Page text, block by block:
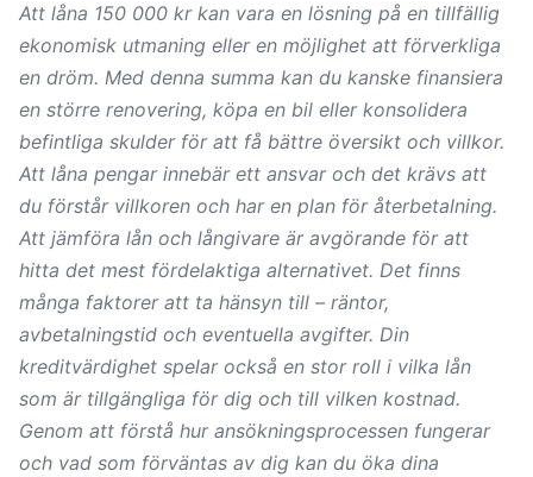
Att låna 150 000 kr kan vara en lösning på en tillfällig
ekonomisk utmaning eller en möjlighet att förverkliga
en dröm. Med denna summa kan du kanske finansiera
en större renovering, köpa en bil eller konsolidera
befintliga skulder för att få bättre översikt och villkor.
Att låna pengar innebär ett ansvar och det krävs att
du förstår villkoren och har en plan för återbetalning.
Att jämföra lån och långivare är avgörande för att
hitta det mest fördelaktiga alternativet. Det finns
många faktorer att ta hänsyn till – räntor,
avbetalningstid och eventuella avgifter. Din
kreditvärdighet spelar också en stor roll i vilka lån
som är tillgängliga för dig och till vilken kostnad.
Genom att förstå hur ansökningsprocessen fungerar
och vad som förväntas av dig kan du öka dina